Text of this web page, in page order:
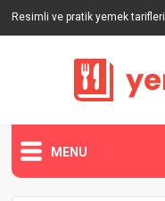
Resimli ve pratik yemek tarifleri
MENU